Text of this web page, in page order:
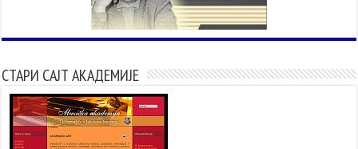
СТАРИ САЈТ АКАДЕМИЈЕ